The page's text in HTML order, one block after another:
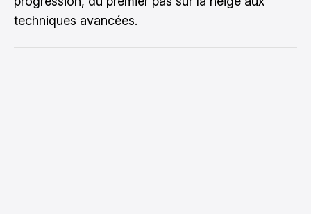
techniques avancées.